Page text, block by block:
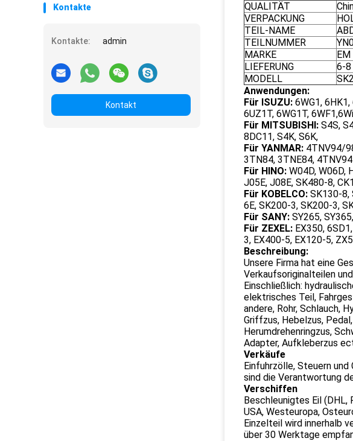
Kontakte
Kontakte: admin
Kontakt
QUALITÄT
VERPACKUNG
TEIL-NAME
TEILNUMMER
MARKE
EM
LIEFERUNG
6-8
MODELL
Anwendungen:
Für ISUZU: 6WG1,
6UZ1T, 6WG1T,
Für MITSUBISHI: S4S,
8DC11, S4K, S6K,
Für YANMAR: 4TNV94/
3TN84, 3TNE84,
Für HINO: W04D, W06D,
J05E, J08E, SK480-8,
Für KOBELCO: SK130-8,
6E, SK200-3, SK200-3,
Für SANY: SY265,
Für ZEXEL: EX350,
3, EX400-5, EX120-5,
Beschreibung:
Unsere Firma hat eine
Verkaufsoriginalteilen
Einschließlich:
elektrisches Teil,
andere, Rohr, Schlauch,
Griffzus, Hebelzus,
Herumdrehenringzus,
Adapter, Aufkleberzus
Verkäufe
Einfuhrzölle, Steuern
sind die Verantwortung
Verschiffen
Beschleunigtes Eil (DHL,
USA, Westeuropa,
Einzelteil wird innerhalb
über 30 Werktage